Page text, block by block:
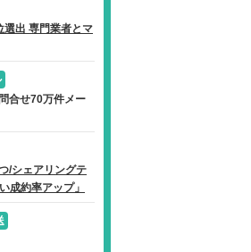
選出 専門業者とマ
合せ70万件メー
/シェアリングテ
成約率アップ」